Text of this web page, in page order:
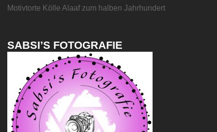
Motivtorte Kölle Alaaf zum halben Jahrhundert
SABSI’S FOTOGRAFIE